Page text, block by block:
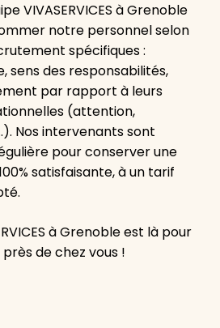
VIVASERVICES à Grenoble
notre personnel selon
spécifiques :
sens des responsabilités,
par rapport à leurs
(attention,
Nos intervenants sont
pour conserver une
satisfaisante, à un tarif
à Grenoble est là pour
de chez vous !